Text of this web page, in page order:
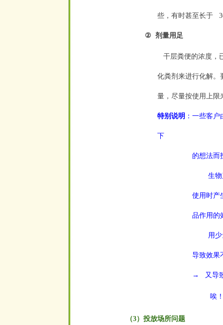
些，有时甚至长于
② 剂量用足
干层粪便的浓度，
化粪剂来进行化解。
量，尽量按使用上限
特别说明 ：一些客
下
的想法而
生物产
使用时产
品作用的
用少量
导致效
→ 又导
唉！
（3）投放场所问题